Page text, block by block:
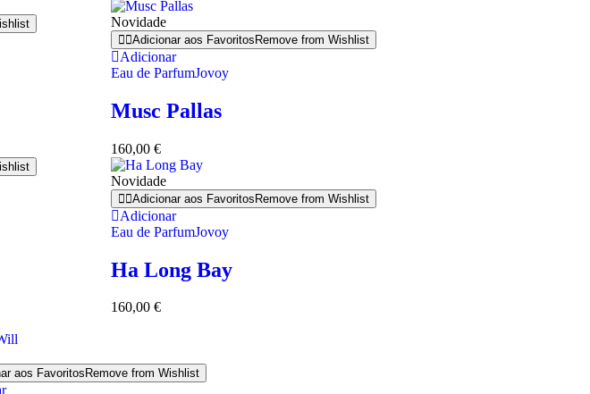
Novidade
Adicionar aos Favoritos Remove from Wishlist
Adicionar
Eau de ParfumJovoy
Musc Pallas
160,00 €
Novidade
Adicionar aos FavoritosRemove from Wishlist
Adicionar
Eau de ParfumJovoy
Ha Long Bay
160,00 €
aos Favoritos Remove from Wishlist